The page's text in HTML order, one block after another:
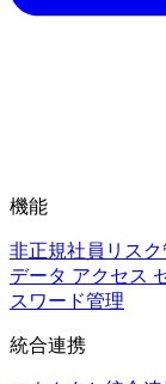
機能
非正規社員リスク
データ アクセス
スワード管理
統合連携